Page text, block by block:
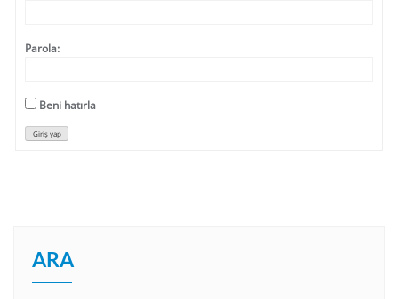
Parola:
Beni hatırla
Giriş yap
ARA